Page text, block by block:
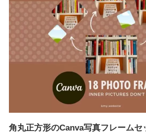
角丸正方形のCanva写真フレームセ